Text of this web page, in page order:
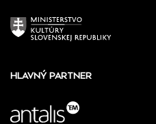
HLAVNÝ PARTNER